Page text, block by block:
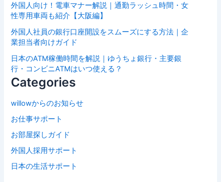
外国人向け！電車マナー解説｜通勤ラッシュ時間・女
性専用車両も紹介【大阪編】
外国人社員の銀行口座開設をスムーズにする方法｜企
業担当者向けガイド
日本のATM稼働時間を解説｜ゆうちょ銀行・主要銀
行・コンビニATMはいつ使える？
Categories
willowからのお知らせ
お仕事サポート
お部屋探しガイド
外国人採用サポート
日本の生活サポート